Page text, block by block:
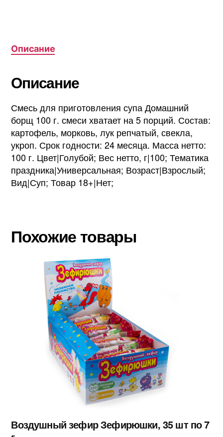
Описание
Описание
Смесь для приготовления супа Домашний
борщ 100 г. смеси хватает на 5 порций. Состав:
картофель, морковь, лук репчатый, свекла,
укроп. Срок годности: 24 месяца. Масса нетто:
100 г. Цвет|Голубой; Вес нетто, г|100; Тематика
праздника|Универсальная; Возраст|Взрослый;
Вид|Суп; Товар 18+|Нет;
Похожие товары
Воздушный зефир Зефирюшки, 35 шт по 7